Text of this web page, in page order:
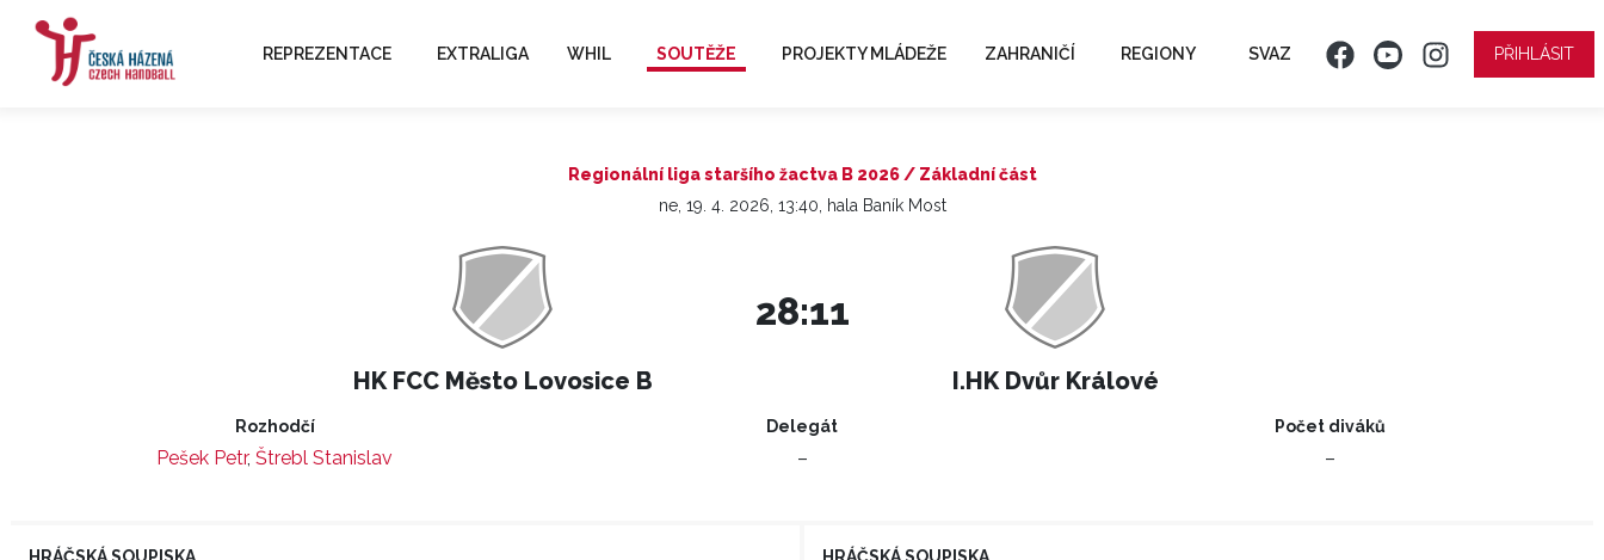
REPREZENTACE EXTRALIGA WHIL SOUTĚŽE PROJEKTY MLÁDEŽE ZAHRANIČÍ REGIONY SVAZ PŘIHLÁSIT
Regionální liga staršího žactva B 2026 / Základní část
ne, 19. 4. 2026, 13:40, hala Baník Most
HK FCC Město Lovosice B
28:11
I.HK Dvůr Králové
Rozhodčí
Pešek Petr, Štrebl Stanislav
Delegát
–
Počet diváků
–